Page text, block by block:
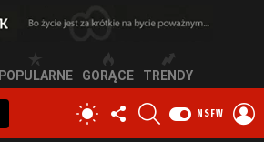
POPULARNE GORĄCE TRENDY
PRZEŁĄCZ
SKÓRKĘ
OBSERWUJ
NAS
NSFW